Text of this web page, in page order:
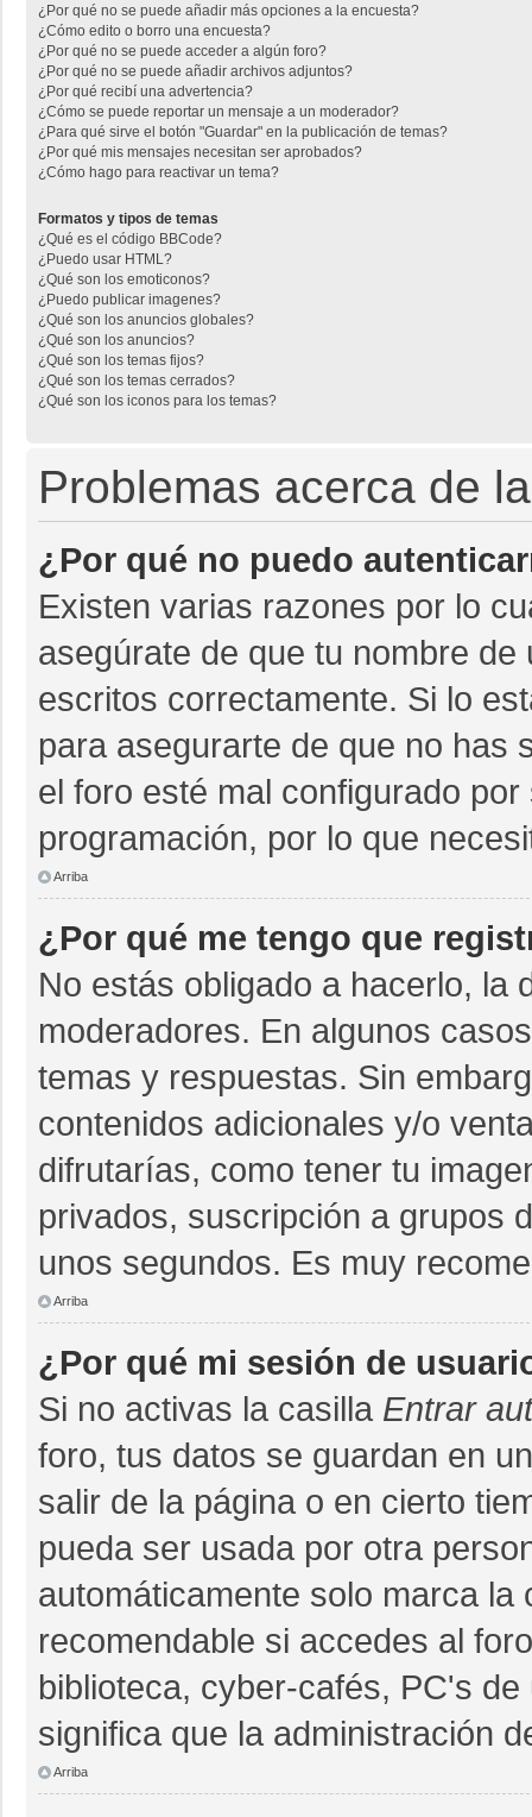
¿Por qué no se puede añadir más opciones a la encuesta?
¿Cómo edito o borro una encuesta?
¿Por qué no se puede acceder a algún foro?
¿Por qué no se puede añadir archivos adjuntos?
¿Por qué recibí una advertencia?
¿Cómo se puede reportar un mensaje a un moderador?
¿Para qué sirve el botón "Guardar" en la publicación de temas?
¿Por qué mis mensajes necesitan ser aprobados?
¿Cómo hago para reactivar un tema?
Formatos y tipos de temas
¿Qué es el código BBCode?
¿Puedo usar HTML?
¿Qué son los emoticonos?
¿Puedo publicar imagenes?
¿Qué son los anuncios globales?
¿Qué son los anuncios?
¿Qué son los temas fijos?
¿Qué son los temas cerrados?
¿Qué son los iconos para los temas?
Problemas acerca de
¿Por qué no puedo
Existen varias razones por lo
asegúrate de que tu nombre
escritos correctamente. Si lo
para asegurarte de que no has
el foro esté mal configurado
programación, por lo que
Arriba
¿Por qué me tengo que
No estás obligado a hacerlo, la
moderadores. En algunos
temas y respuestas. Sin
contenidos adicionales y/o
difrutarías, como tener tu
privados, suscripción a grupos
unos segundos. Es muy
Arriba
¿Por qué mi sesión de
Si no activas la casilla Entrar
foro, tus datos se guardan en
salir de la página o en cierto
pueda ser usada por otra
automáticamente solo marca la
recomendable si accedes al
biblioteca, cyber-cafés, PC's
significa que la administración
Arriba